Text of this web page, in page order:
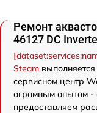
Ремонт
46127 DC
Steam
сервисном центр
огромным опытом -
предоставляем